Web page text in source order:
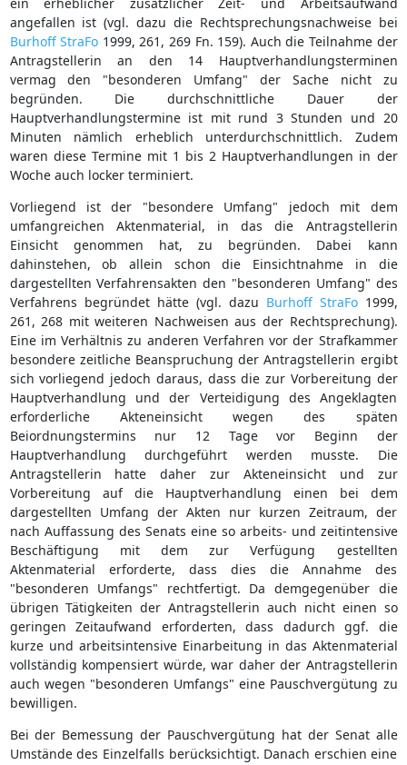
angefallen ist (vgl. dazu die Rechtsprechungsnachweise bei
BurhoffStraFo 1999, 261, 269 Fn. 159). Auch die Teilnahme der
Antragstellerin an den 14 Hauptverhandlungsterminen
vermag den "besonderen Umfang" der Sache nicht zu
begründen. Die durchschnittliche Dauer der
Hauptverhandlungstermine ist mit rund 3 Stunden und 20
Minuten nämlich erheblich unterdurchschnittlich. Zudem
waren diese Termine mit 1 bis 2 Hauptverhandlungen in der
Woche auch locker terminiert.
Vorliegend ist der "besondere Umfang" jedoch mit dem
umfangreichen Aktenmaterial, in das die Antragstellerin
Einsicht genommen hat, zu begründen. Dabei kann
dahinstehen, ob allein schon die Einsichtnahme in die
dargestellten Verfahrensakten den "besonderen Umfang" des
Verfahrens begründet hätte (vgl. dazu Burhoff StraFo1999,
261, 268 mit weiteren Nachweisen aus der Rechtsprechung).
Eine im Verhältnis zu anderen Verfahren vor der Strafkammer
besondere zeitliche Beanspruchung der Antragstellerin ergibt
sich vorliegend jedoch daraus, dass die zur Vorbereitung der
Hauptverhandlung und der Verteidigung des Angeklagten
erforderliche Akteneinsicht wegen des späten
Beiordnungstermins nur 12 Tage vor Beginn der
Hauptverhandlung durchgeführt werden musste. Die
Antragstellerin hatte daher zur Akteneinsicht und zur
Vorbereitung auf die Hauptverhandlung einen bei dem
dargestellten Umfang der Akten nur kurzen Zeitraum, der
nach Auffassung des Senats eine so arbeits- und zeitintensive
Beschäftigung mit dem zur Verfügung gestellten
Aktenmaterial erforderte, dass dies die Annahme des
"besonderen Umfangs" rechtfertigt. Da demgegenüber die
übrigen Tätigkeiten der Antragstellerin auch nicht einen so
geringen Zeitaufwand erforderten, dass dadurch ggf. die
kurze und arbeitsintensive Einarbeitung in das Aktenmaterial
vollständig kompensiert würde, war daher der Antragstellerin
auch wegen "besonderen Umfangs" eine Pauschvergütung zu
bewilligen.
Bei der Bemessung der Pauschvergütung hat der Senat alle
Umstände des Einzelfalls berücksichtigt. Danach erschien eine